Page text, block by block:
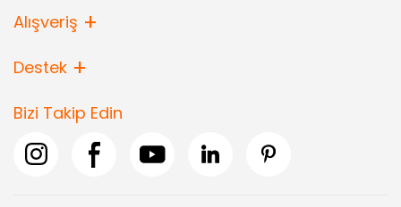
Alışveriş
Destek
Bizi Takip Edin